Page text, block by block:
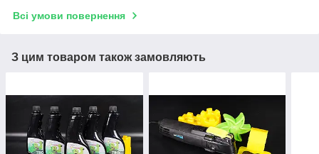
Всі умови повернення
З цим товаром також замовляють